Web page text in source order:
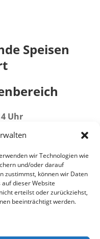
wir Technologien wie
und/oder darauf
zustimmst, können wir Daten
dieser Website
erteilst oder zurückziehst,
beeinträchtigt werden.
Speisen
Uhr
21
ur.de